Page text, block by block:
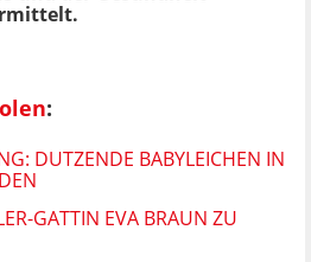
:
DUTZENDE BABYLEICHEN IN
GATTIN EVA BRAUN ZU